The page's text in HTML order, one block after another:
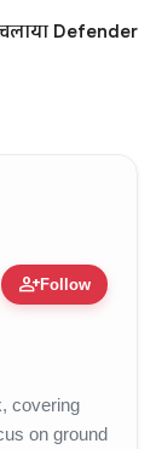
Defender
person_addFollow
Figure •
covering
on ground